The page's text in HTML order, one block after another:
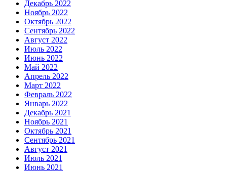
Декабрь 2022
Ноябрь 2022
Октябрь 2022
Сентябрь 2022
Август 2022
Июль 2022
Июнь 2022
Май 2022
Апрель 2022
Март 2022
Февраль 2022
Январь 2022
Декабрь 2021
Ноябрь 2021
Октябрь 2021
Сентябрь 2021
Август 2021
Июль 2021
Июнь 2021